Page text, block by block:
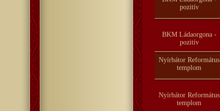
pozitív
BKM Ládaorgona -
pozitív
Nyírbátor Református
templom
Nyírbátor Református
templom